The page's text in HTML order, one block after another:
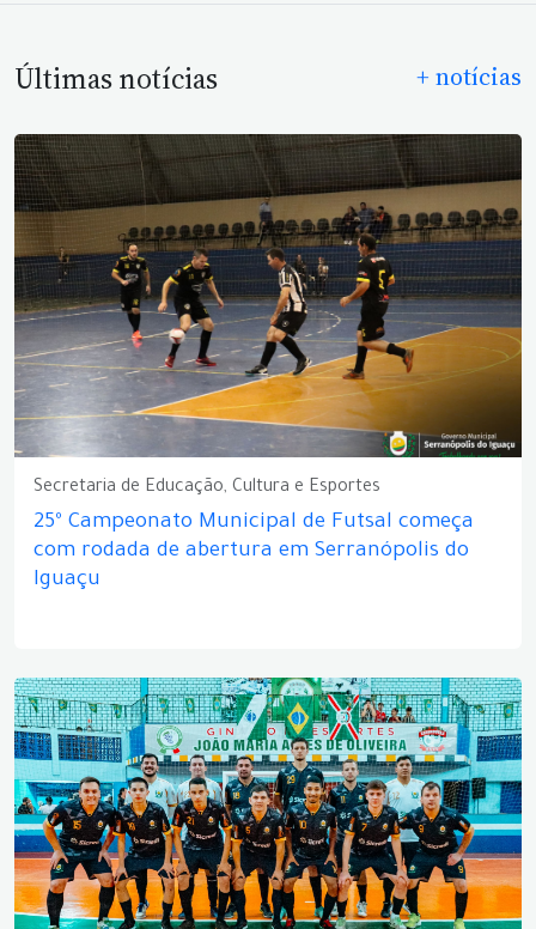
Últimas notícias + notícias
Secretaria de Educação, Cultura e Esportes
25º Campeonato Municipal de Futsal começa
com rodada de abertura em Serranópolis do
Iguaçu